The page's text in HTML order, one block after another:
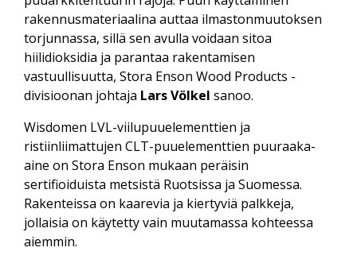
rakennusmateriaalina auttaa ilmastonmuutoksen
torjunnassa, sillä sen avulla voidaan sitoa
hiilidioksidia ja parantaa rakentamisen
vastuullisuutta, Stora Enson Wood Products -
divisioonan johtaja Lars Völkel sanoo.
Wisdomen LVL-viilupuuelementtien ja
ristiinliimattujen CLT-puuelementtien puuraaka-
aine on Stora Enson mukaan peräisin
sertifioiduista metsistä Ruotsissa ja Suomessa.
Rakenteissa on kaarevia ja kiertyviä palkkeja,
jollaisia on käytetty vain muutamassa kohteessa
aiemmin.